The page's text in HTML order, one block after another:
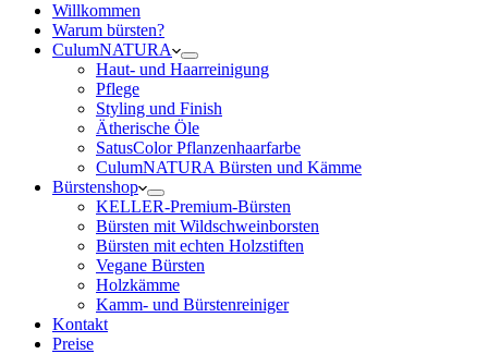
Willkommen
Warum bürsten?
CulumNATURA
Haut- und Haarreinigung
Pflege
Styling und Finish
Ätherische Öle
SatusColor Pflanzenhaarfarbe
CulumNATURA Bürsten und Kämme
Bürstenshop
KELLER-Premium-Bürsten
Bürsten mit Wildschweinborsten
Bürsten mit echten Holzstiften
Vegane Bürsten
Holzkämme
Kamm- und Bürstenreiniger
Kontakt
Preise